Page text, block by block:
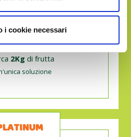
i cookie necessari
2Kgdi frutta
soluzione